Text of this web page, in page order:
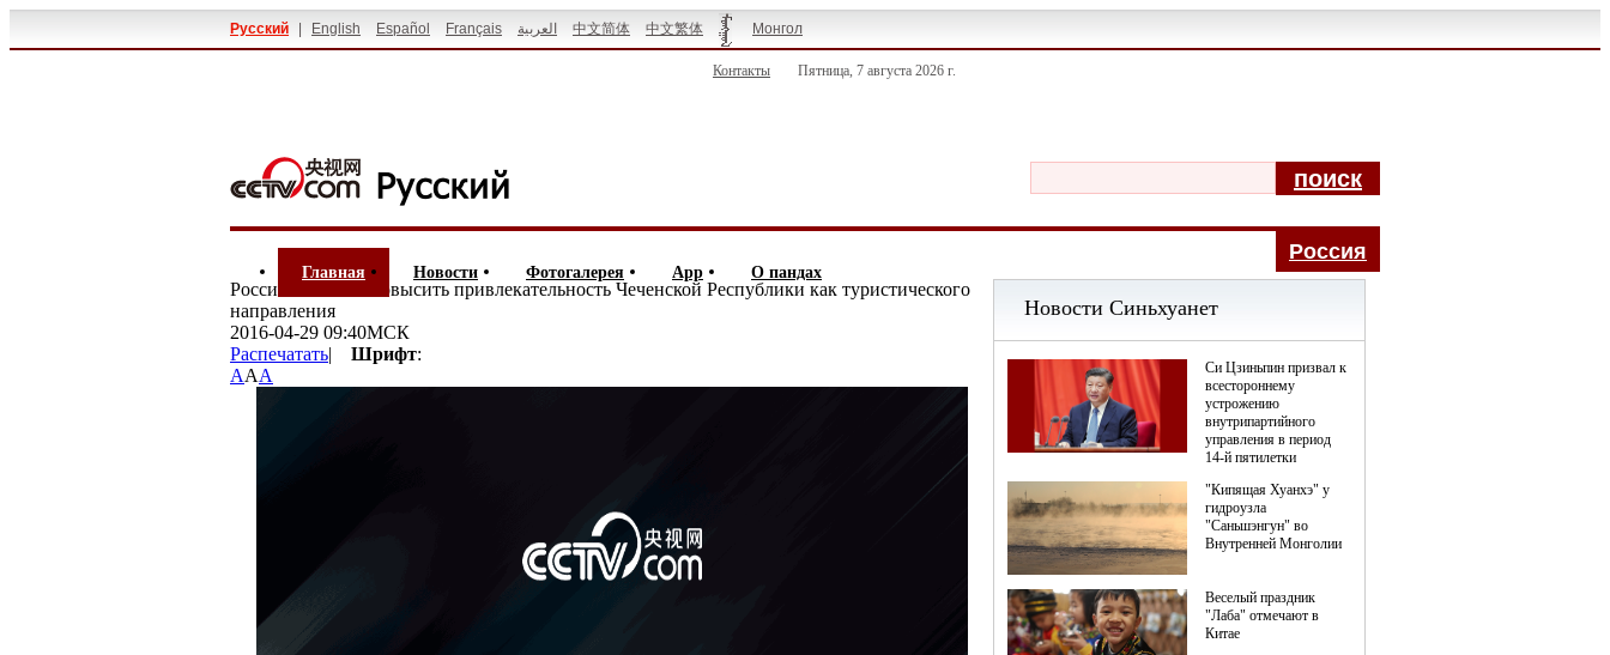
Русский English Español Français العربية 中文简体 中文繁体 Монгол
Контакты Пятница, 7 августа 2026 г.
поиск
Главная Новости Фотогалерея App О пандах
Pоccия
Россия пытается повысить привлекательность Чеченской Республики как туристического
направления
2016-04-29 09:40МСК
Распечатать| Шрифт:
AAA